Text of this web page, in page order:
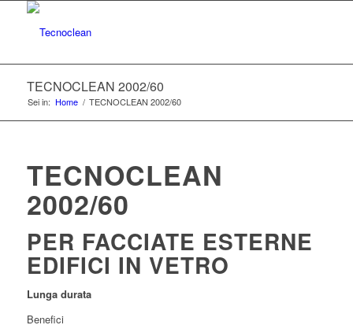
TECNOCLEAN 2002/60
Sei in: Home / TECNOCLEAN 2002/60
TECNOCLEAN
2002/60
PER FACCIATE ESTERNE
EDIFICI IN VETRO
Lunga durata
Benefici